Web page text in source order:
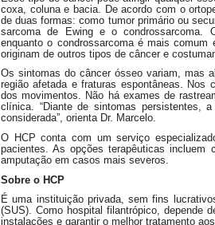
coxa, coluna e bacia. De acordo com o
de duas formas: como tumor primário ou
sarcoma de Ewing e o condrossarcoma.
enquanto o condrossarcoma é mais
originam de outros tipos de câncer e
Os sintomas do câncer ósseo variam, mas
região afetada e fraturas espontâneas. Nos
dos movimentos. Não há exames de
clínica. “Diante de sintomas persistentes,
considerada”, orienta Dr. Marcelo.
O HCP conta com um serviço
pacientes. As opções terapêuticas incluem
amputação em casos mais severos.
Sobre o HCP
É uma instituição privada, sem fins
(SUS). Como hospital filantrópico, depende
instalações e garantir o melhor tratamento